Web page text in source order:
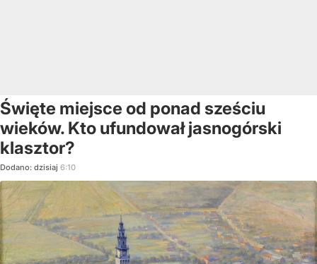
Święte miejsce od ponad sześciu
wieków. Kto ufundował jasnogórski
klasztor?
Dodano: dzisiaj 6:10